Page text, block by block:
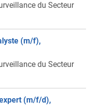
du Secteur
(m/f),
du Secteur
(m/f/d),